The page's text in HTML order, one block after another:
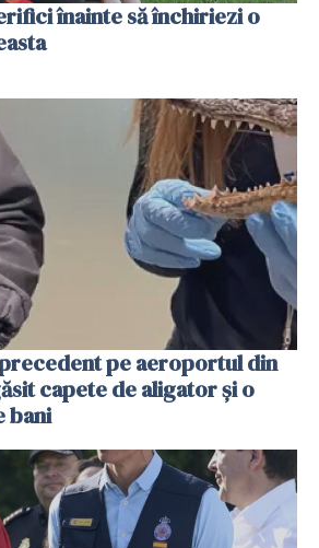
înainte să închiriezi o
pe aeroportul din
capete de aligator și o
bani